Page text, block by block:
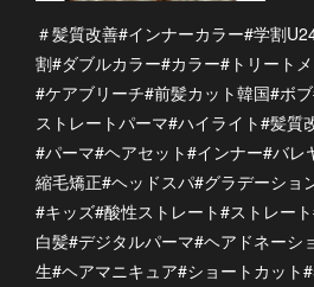
＃髪質改善#インナーカラー#学割
割#ダブルカラー#カラー#トリート
#ケアブリーチ#前髪カット韓国#ボ
ストレートパーマ#ハイライト#髪質
#パーマ#ヘアセット#インナー#バレ
縮毛矯正#ヘッドスパ#グラデーショ
#キッズ#酸性ストレート#ストレー
白髪#デジタルパーマ#ヘアドネーシ
生#ヘアマニキュア#ショートカット